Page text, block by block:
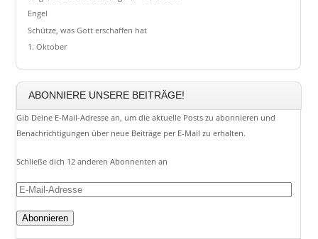
Engel
Schütze, was Gott erschaffen hat
1. Oktober
ABONNIERE UNSERE BEITRÄGE!
Gib Deine E-Mail-Adresse an, um die aktuelle Posts zu abonnieren und
Benachrichtigungen über neue Beiträge per E-Mail zu erhalten.
Schließe dich 12 anderen Abonnenten an
E-
Adresse